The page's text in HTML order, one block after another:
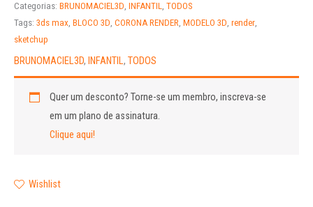
Categorias: BRUNOMACIEL3D, INFANTIL, TODOS
Tags: 3ds max, BLOCO 3D, CORONA RENDER, MODELO 3D, render,
sketchup
BRUNOMACIEL3D, INFANTIL, TODOS
Quer um desconto?Torne-se um membro, inscreva-se
em um plano de assinatura.
Clique aqui!
Wishlist